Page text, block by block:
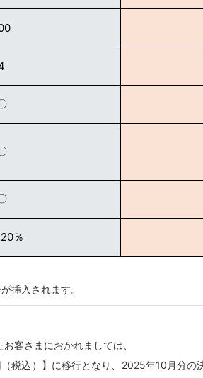
％
挿入されます。
客さまにおかれましては、
税込）】に移行となり、2025年10月分の